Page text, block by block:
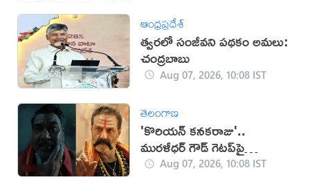
ఆంధ్రప్రదేశ్
త్వరలో సంజీవని పథకం అమలు:
చంద్రబాబు
Aug 07, 2026, 10:08 IST
తెలంగాణ
'కొరియన్ కనకరాజు'..
మురళీధర్ గౌడ్ గెటప్‌పై
విమర్శలు!
Aug 07, 2026, 10:08 IST